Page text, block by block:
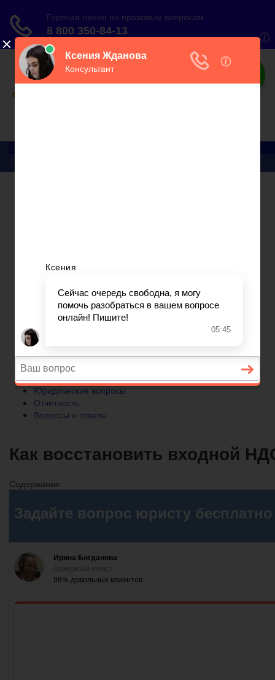
О налогах
Юридические вопросы
Отчетность
Вопросы и ответы
Главная
Бухгалтерский учет
► УСН
Юридические вопросы
Отчетность
Вопросы и ответы
Как восстановить входной
Содержание